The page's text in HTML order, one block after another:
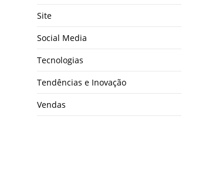
Site
Social Media
Tecnologias
Tendências e Inovação
Vendas